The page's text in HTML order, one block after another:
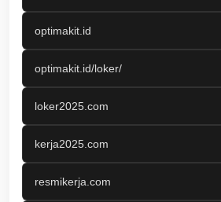
optimakit.id
optimakit.id/loker/
loker2025.com
kerja2025.com
resmikerja.com